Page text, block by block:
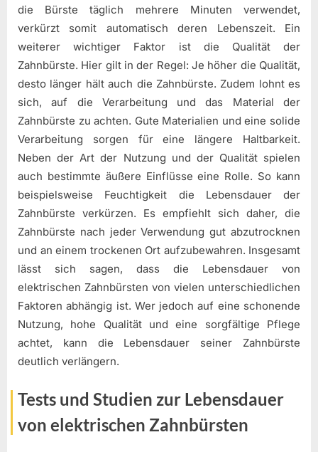
die Bürste täglich mehrere Minuten verwendet,
verkürzt somit automatisch deren Lebenszeit. Ein
weiterer wichtiger Faktor ist die Qualität der
Zahnbürste. Hier gilt in der Regel: Je höher die Qualität,
desto länger hält auch die Zahnbürste. Zudem lohnt es
sich, auf die Verarbeitung und das Material der
Zahnbürste zu achten. Gute Materialien und eine solide
Verarbeitung sorgen für eine längere Haltbarkeit.
Neben der Art der Nutzung und der Qualität spielen
auch bestimmte äußere Einflüsse eine Rolle. So kann
beispielsweise Feuchtigkeit die Lebensdauer der
Zahnbürste verkürzen. Es empfiehlt sich daher, die
Zahnbürste nach jeder Verwendung gut abzutrocknen
und an einem trockenen Ort aufzubewahren. Insgesamt
lässt sich sagen, dass die Lebensdauer von
elektrischen Zahnbürsten von vielen unterschiedlichen
Faktoren abhängig ist. Wer jedoch auf eine schonende
Nutzung, hohe Qualität und eine sorgfältige Pflege
achtet, kann die Lebensdauer seiner Zahnbürste
deutlich verlängern.
Tests und Studien zur Lebensdauer
von elektrischen Zahnbürsten